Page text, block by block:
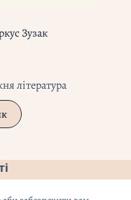
Зузак
література